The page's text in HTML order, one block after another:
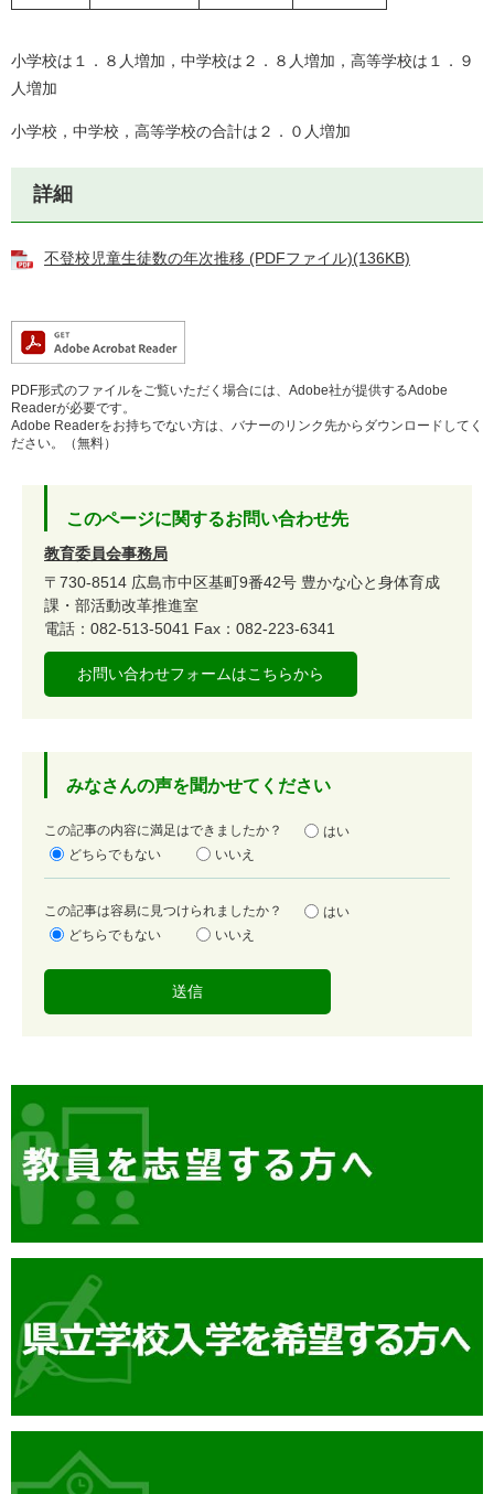
小学校は１．８人増加，中学校は２．８人増加，高等学校は１．９
人増加
小学校，中学校，高等学校の合計は２．０人増加
詳細
不登校児童生徒数の年次推移 (PDFファイル)(136KB)
PDF形式のファイルをご覧いただく場合には、Adobe社が提供するAdobe
Readerが必要です。
Adobe Readerをお持ちでない方は、バナーのリンク先からダウンロードしてく
ださい。（無料）
このページに関するお問い合わせ先
教育委員会事務局
〒730-8514 広島市中区基町9番42号 豊かな心と身体育成
課・部活動改革推進室
電話：082-513-5041 Fax：082-223-6341
お問い合わせフォームはこちらから
みなさんの声を聞かせてください
満
足
この記事の内容に満足はできましたか？
はい
どちらでもない
いいえ
容
易
この記事は容易に見つけられましたか？
はい
どちらでもない
いいえ